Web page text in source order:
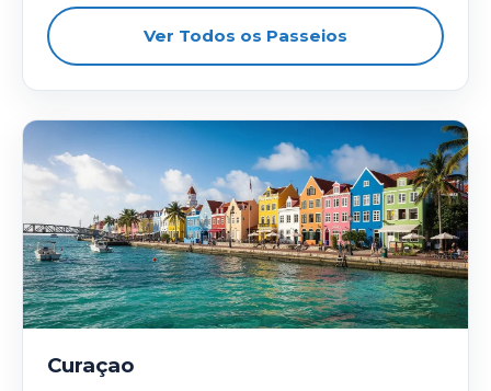
Ver Todos os Passeios
Curaçao